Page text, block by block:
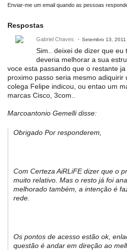
ç
õ
Enviar-me um email quando as pessoas
Respostas
Gabriel Chaves Setembro 13, 2011
Sim.. deixei de dizer que eu
deveria melhorar a sua
voce esta passando que o restante
proximo passo seria mesmo
colega Felipe indicou, ou entao um
marcas Cisco, 3com..
Marcoantonio Gemelli disse:
Obrigado Por responderem,
Com Certeza AiRLiFE dizer que o
muito relativo. Mas o resto já foi
melhorado também, a intenção é
rede.
Os pontos de acesso estão ok,
questão é andar em direção ao